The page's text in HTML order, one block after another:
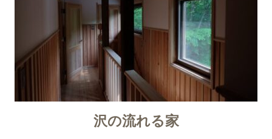
沢の流れる家